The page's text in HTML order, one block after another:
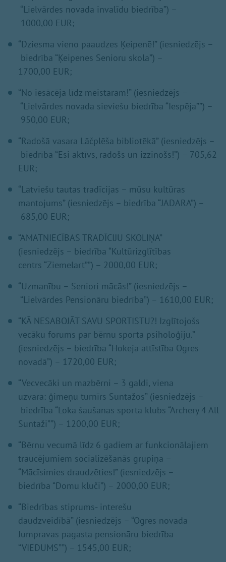
“Lielvārdes novada invalīdu biedrība”) –
1000,00 EUR;
“Dziesma vieno paaudzes Ķeipenē!” (iesniedzējs –
biedrība “Ķeipenes Senioru skola”) –
1700,00 EUR;
“No iesācēja līdz meistaram!” (iesniedzējs –
“Lielvārdes novada sieviešu biedrība “Iespēja””) –
950,00 EUR;
“Radošā vasara Lāčplēša bibliotēkā” (iesniedzējs –
biedrība “Esi aktīvs, radošs un izzinošs!”) – 705,62
EUR;
“Latviešu tautas tradīcijas – mūsu kultūras
mantojums” (iesniedzējs – biedrība “JADARA”) –
685,00 EUR;
“AMATNIECĪBAS TRADĪCIJU SKOLIŅA”
(iesniedzējs – biedrība “Kultūrizglītības
centrs “Ziemelart””) – 2000,00 EUR;
“Uzmanību – Seniori mācās!” (iesniedzējs –
“Lielvārdes Pensionāru biedrība”) – 1610,00 EUR;
“KĀ NESABOJĀT SAVU SPORTISTU?! Izglītojošs
vecāku forums par bērnu sporta psiholoģiju.”
(iesniedzējs – biedrība “Hokeja attīstība Ogres
novadā”) – 1720,00 EUR;
“Vecvecāki un mazbērni – 3 galdi, viena
uzvara: ģimeņu turnīrs Suntažos” (iesniedzējs –
biedrība “Loka šaušanas sporta klubs “Archery 4 All
Suntaži””) – 1200,00 EUR;
“Bērnu vecumā līdz 6 gadiem ar funkcionālajiem
traucējumiem socializēšanās grupiņa –
“Mācīsimies draudzēties!” (iesniedzējs –
biedrība “Domu kluči”) – 2000,00 EUR;
“Biedrības stiprums- interešu
daudzveidībā” (iesniedzējs – “Ogres novada
Jumpravas pagasta pensionāru biedrība
“VIEDUMS””) – 1545,00 EUR;